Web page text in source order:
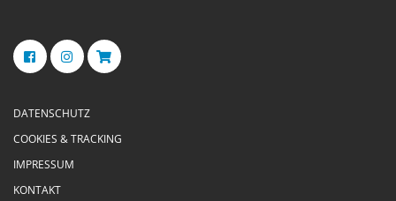
DATENSCHUTZ
COOKIES & TRACKING
IMPRESSUM
KONTAKT